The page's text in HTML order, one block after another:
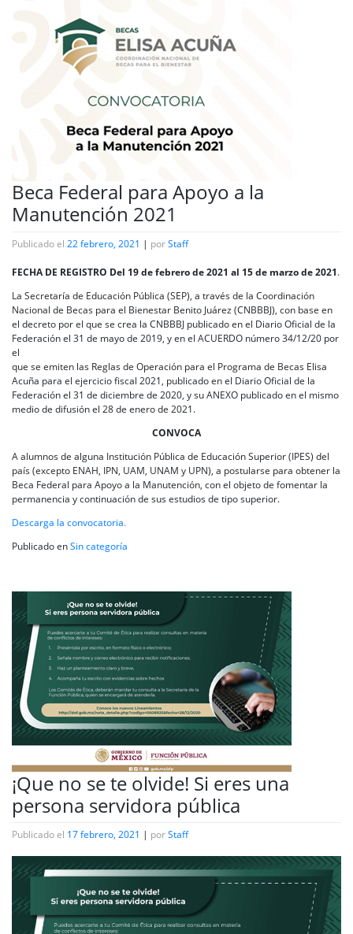
Beca Federal para Apoyo a la
Manutención 2021
Publicado el 22 febrero, 2021 | porStaff
FECHA DE REGISTRO Del 19 de febrero de 2021 al 15 de marzo de 2021.
La Secretaría de Educación Pública (SEP), a través de la Coordinación
Nacional de Becas para el Bienestar Benito Juárez (CNBBBJ), con base en
el decreto por el que se crea la CNBBBJ publicado en el Diario Oficial de la
Federación el 31 de mayo de 2019, y en el ACUERDO número 34/12/20 por
el
que se emiten las Reglas de Operación para el Programa de Becas Elisa
Acuña para el ejercicio fiscal 2021, publicado en el Diario Oficial de la
Federación el 31 de diciembre de 2020, y su ANEXO publicado en el mismo
medio de difusión el 28 de enero de 2021.
CONVOCA
A alumnos de alguna Institución Pública de Educación Superior (IPES) del
país (excepto ENAH, IPN, UAM, UNAM y UPN), a postularse para obtener la
Beca Federal para Apoyo a la Manutención, con el objeto de fomentar la
permanencia y continuación de sus estudios de tipo superior.
Descarga la convocatoria.
Publicado enSin categoría
¡Que no se te olvide! Si eres una
persona servidora pública
Publicado el 17 febrero, 2021 | porStaff